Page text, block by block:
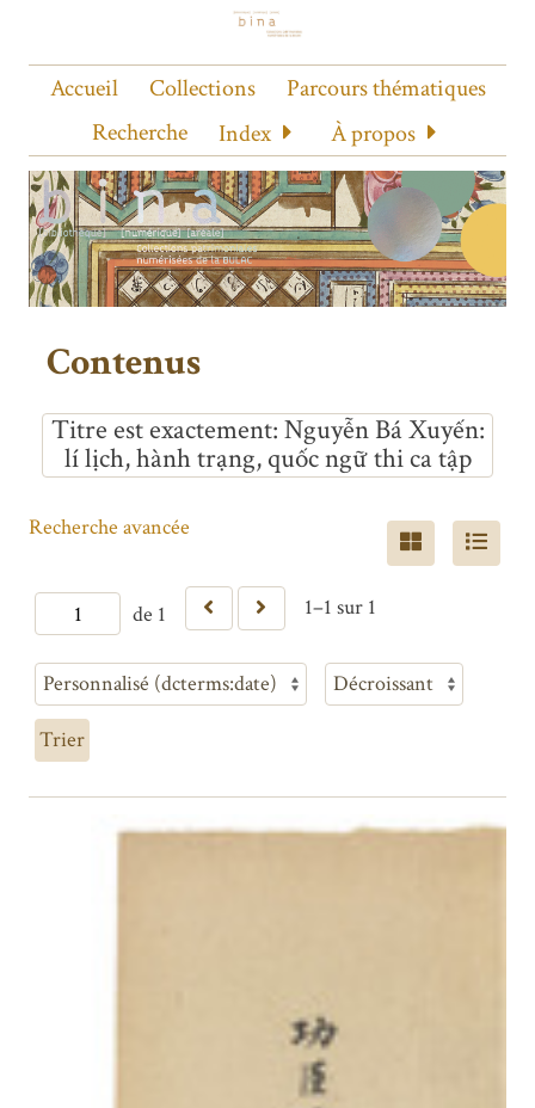
Accueil Collections
Parcours thématiques
Recherche
Index À propos
Contenus
Titre est exactement Nguyễn Bá Xuyến:
lí lịch, hành trạng, quốc ngữ thi ca tập
de 1 1–1 sur 1
Recherche avancée
Trier